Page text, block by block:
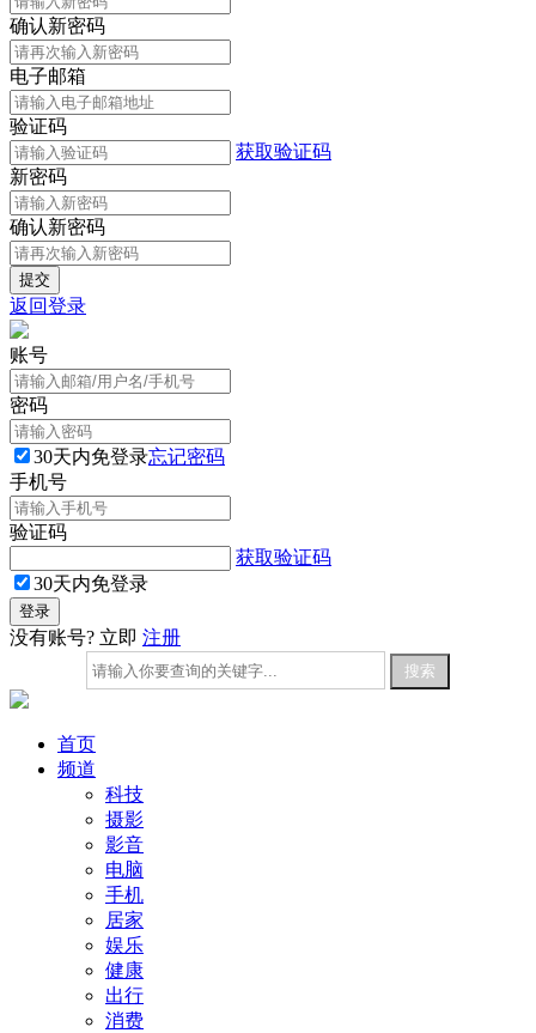
确认新密码
电子邮箱
验证码
获取验证码
新密码
确认新密码
返回登录
账号
密码
30天内免登录忘记密码
手机号
验证码
获取验证码
30天内免登录
没有账号? 立即 注册
首页
频道
科技
摄影
影音
电脑
手机
居家
娱乐
健康
出行
消费